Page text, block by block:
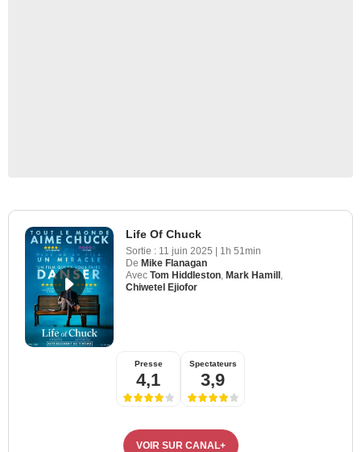
Life Of Chuck
Sortie : 11 juin 2025 | 1h 51min
De Mike Flanagan
Avec Tom Hiddleston Mark Hamill
Chiwetel Ejiofor
Presse
4,1
Spectateurs
3,9
VOIR SUR CANAL+